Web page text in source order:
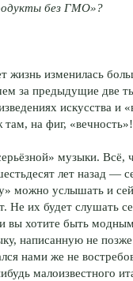
без ГМО»?
жизнь изменилась
за предыдущие две
искусства и
там, на фиг, «вечность»!
музыки. Всё,
лет назад —
можно услышать и
Не их будет слушать
вы хотите быть
написанную не
нами же не
малоизвестного